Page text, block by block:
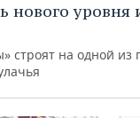
нового уровня
строят на одной из